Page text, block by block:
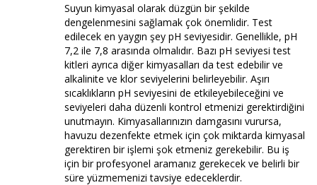
Suyun kimyasal olarak düzgün bir şekilde
dengelenmesini sağlamak çok önemlidir. Test
edilecek en yaygın şey pH seviyesidir. Genellikle, pH
7,2 ile 7,8 arasında olmalıdır. Bazı pH seviyesi test
kitleri ayrıca diğer kimyasalları da test edebilir ve
alkalinite ve klor seviyelerini belirleyebilir. Aşırı
sıcaklıkların pH seviyesini de etkileyebileceğini ve
seviyeleri daha düzenli kontrol etmenizi gerektirdiğini
unutmayın. Kimyasallarınızın damgasını vurursa,
havuzu dezenfekte etmek için çok miktarda kimyasal
gerektiren bir işlemi şok etmeniz gerekebilir. Bu iş
için bir profesyonel aramanız gerekecek ve belirli bir
süre yüzmemenizi tavsiye edeceklerdir.